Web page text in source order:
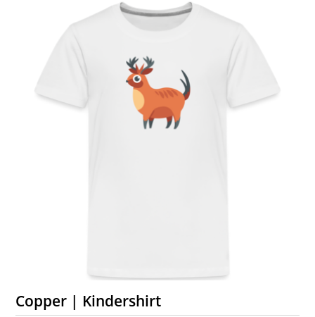
Copper | Kindershirt